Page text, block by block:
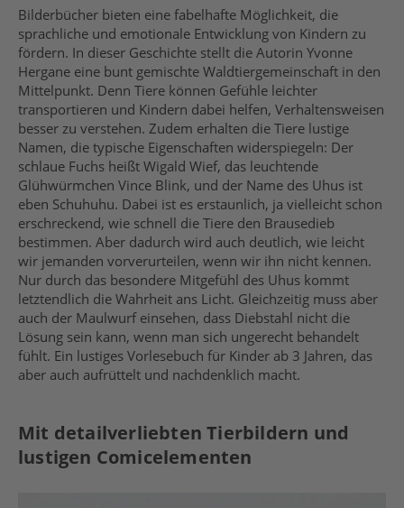
Bilderbücher bieten eine fabelhafte Möglichkeit, die
sprachliche und emotionale Entwicklung von Kindern zu
fördern. In dieser Geschichte stellt die Autorin Yvonne
Hergane eine bunt gemischte Waldtiergemeinschaft in den
Mittelpunkt. Denn Tiere können Gefühle leichter
transportieren und Kindern dabei helfen, Verhaltensweisen
besser zu verstehen. Zudem erhalten die Tiere lustige
Namen, die typische Eigenschaften widerspiegeln: Der
schlaue Fuchs heißt Wigald Wief, das leuchtende
Glühwürmchen Vince Blink, und der Name des Uhus ist
eben Schuhuhu. Dabei ist es erstaunlich, ja vielleicht schon
erschreckend, wie schnell die Tiere den Brausedieb
bestimmen. Aber dadurch wird auch deutlich, wie leicht
wir jemanden vorverurteilen, wenn wir ihn nicht kennen.
Nur durch das besondere Mitgefühl des Uhus kommt
letztendlich die Wahrheit ans Licht. Gleichzeitig muss aber
auch der Maulwurf einsehen, dass Diebstahl nicht die
Lösung sein kann, wenn man sich ungerecht behandelt
fühlt. Ein lustiges Vorlesebuch für Kinder ab 3 Jahren, das
aber auch aufrüttelt und nachdenklich macht.
Mit detailverliebten Tierbildern und
lustigen Comicelementen